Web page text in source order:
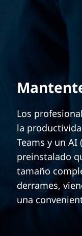
Los
la
Teams y un
preinstalado
tamaño
derrames,
una